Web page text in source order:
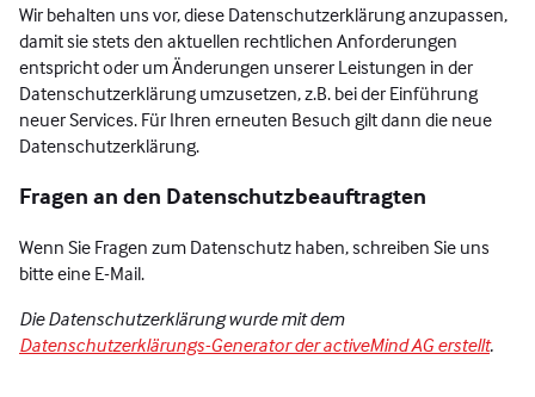
Wir behalten uns vor, diese Datenschutzerklärung anzupassen,
damit sie stets den aktuellen rechtlichen Anforderungen
entspricht oder um Änderungen unserer Leistungen in der
Datenschutzerklärung umzusetzen, z.B. bei der Einführung
neuer Services. Für Ihren erneuten Besuch gilt dann die neue
Datenschutzerklärung.
Fragen an den Datenschutzbeauftragten
Wenn Sie Fragen zum Datenschutz haben, schreiben Sie uns
bitte eine E-Mail.
Die Datenschutzerklärung wurde mit dem
Datenschutzerklärungs-Generator der activeMind AG erstellt.